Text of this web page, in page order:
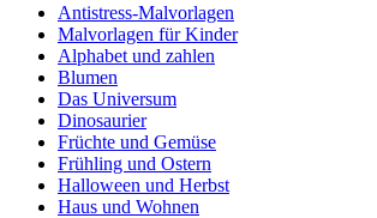
Antistress-Malvorlagen
Malvorlagen für Kinder
Alphabet und zahlen
Blumen
Das Universum
Dinosaurier
Früchte und Gemüse
Frühling und Ostern
Halloween und Herbst
Haus und Wohnen